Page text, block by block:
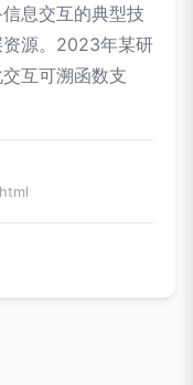
息交互的典型技
源。2023年某研
互可溯函数支